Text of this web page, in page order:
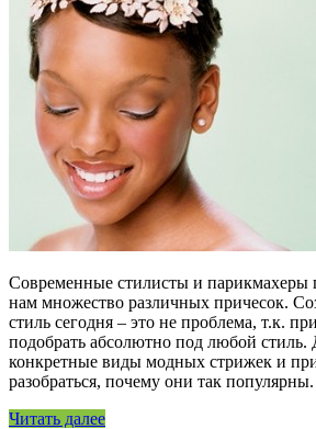
Современные стилисты и парикмахеры
нам множество различных причесок.
стиль сегодня – это не проблема, т.к.
подобрать абсолютно под любой стиль.
конкретные виды модных стрижек и
разобраться, почему они так популярны.
Читать далее